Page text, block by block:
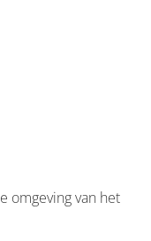
omgeving van het